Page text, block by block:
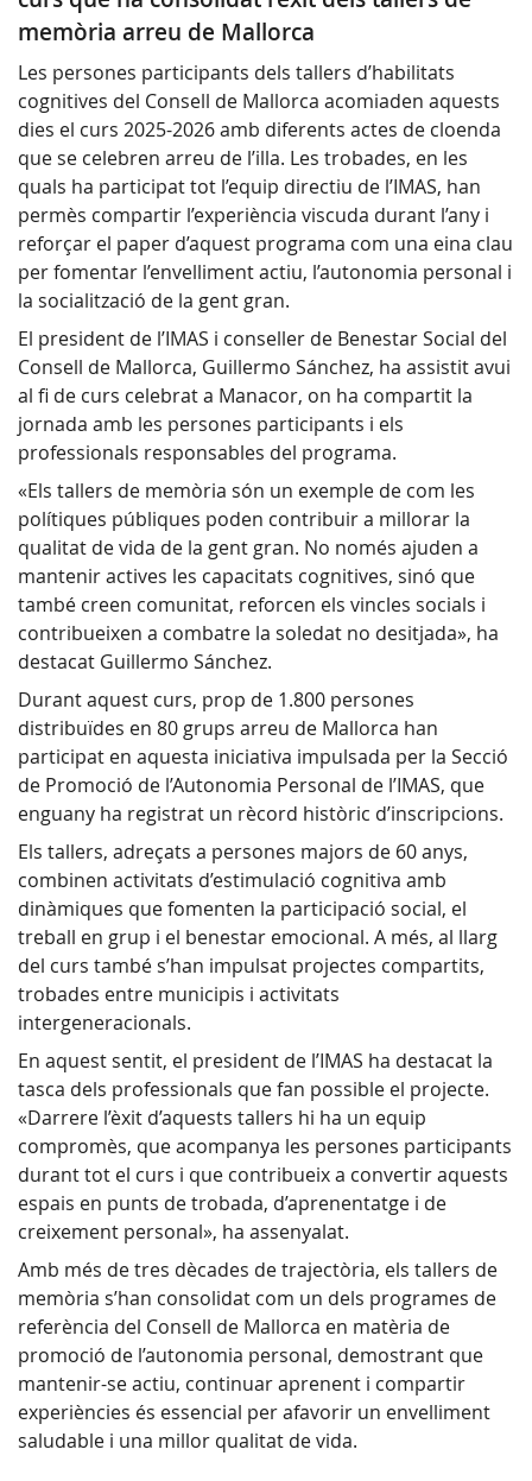
memòria arreu de Mallorca
Les persones participants dels tallers d’habilitats
cognitives del Consell de Mallorca acomiaden aquests
dies el curs 2025-2026 amb diferents actes de cloenda
que se celebren arreu de l’illa. Les trobades, en les
quals ha participat tot l’equip directiu de l’IMAS, han
permès compartir l’experiència viscuda durant l’any i
reforçar el paper d’aquest programa com una eina clau
per fomentar l’envelliment actiu, l’autonomia personal i
la socialització de la gent gran.
El president de l’IMAS i conseller de Benestar Social del
Consell de Mallorca, Guillermo Sánchez, ha assistit avui
al fi de curs celebrat a Manacor, on ha compartit la
jornada amb les persones participants i els
professionals responsables del programa.
«Els tallers de memòria són un exemple de com les
polítiques públiques poden contribuir a millorar la
qualitat de vida de la gent gran. No només ajuden a
mantenir actives les capacitats cognitives, sinó que
també creen comunitat, reforcen els vincles socials i
contribueixen a combatre la soledat no desitjada», ha
destacat Guillermo Sánchez.
Durant aquest curs, prop de 1.800 persones
distribuïdes en 80 grups arreu de Mallorca han
participat en aquesta iniciativa impulsada per la Secció
de Promoció de l’Autonomia Personal de l’IMAS, que
enguany ha registrat un rècord històric d’inscripcions.
Els tallers, adreçats a persones majors de 60 anys,
combinen activitats d’estimulació cognitiva amb
dinàmiques que fomenten la participació social, el
treball en grup i el benestar emocional. A més, al llarg
del curs també s’han impulsat projectes compartits,
trobades entre municipis i activitats
intergeneracionals.
En aquest sentit, el president de l’IMAS ha destacat la
tasca dels professionals que fan possible el projecte.
«Darrere l’èxit d’aquests tallers hi ha un equip
compromès, que acompanya les persones participants
durant tot el curs i que contribueix a convertir aquests
espais en punts de trobada, d’aprenentatge i de
creixement personal», ha assenyalat.
Amb més de tres dècades de trajectòria, els tallers de
memòria s’han consolidat com un dels programes de
referència del Consell de Mallorca en matèria de
promoció de l’autonomia personal, demostrant que
mantenir-se actiu, continuar aprenent i compartir
experiències és essencial per afavorir un envelliment
saludable i una millor qualitat de vida.